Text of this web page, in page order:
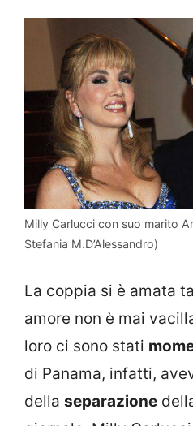
Milly Carlucci con suo marito
Stefania M.D’Alessandro)
La coppia si è amata
amore non è mai
loro ci sono stati
di Panama, infatti,
della separazione